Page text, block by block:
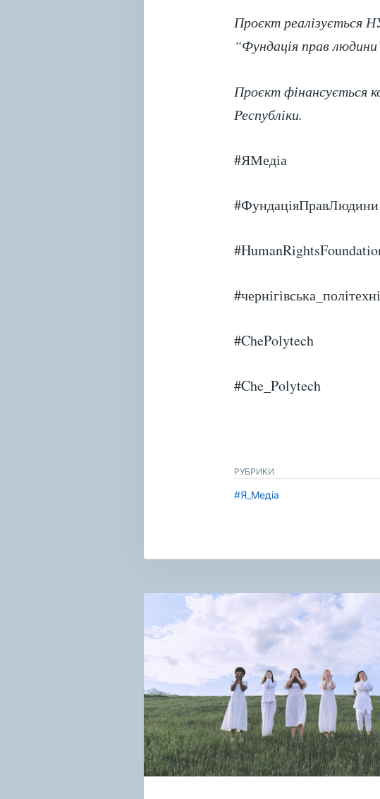
Проєкт реалізується
“Фундація прав
Проєкт фінансується
Республіки.
#ЯМедіа
#ФундаціяПравЛюдини
#ChePolytech
#Che_Polytech
РУБРИКИ
#Я_Медіа
Навигация
по
записям